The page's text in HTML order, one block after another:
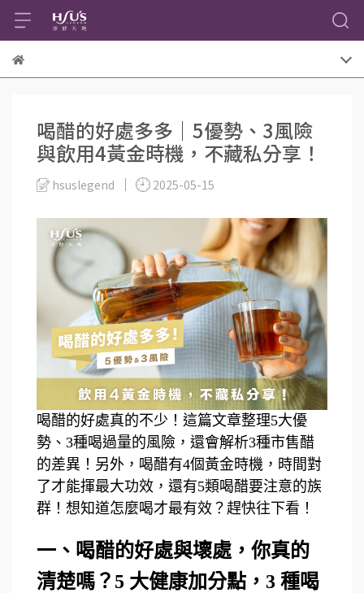
喝醋的好處多多｜5優勢、3風險
與飲用4黃金時機，不藏私分享！
hsuslegend 2025-05-15
喝醋的好處真的不少！這篇文章整理5大優
勢、3種喝過量的風險，還會解析3種市售醋
的差異！另外，喝醋有4個黃金時機，時間對
了才能揮最大功效，還有5類喝醋要注意的族
群！想知道怎麼喝才最有效？趕快往下看！
一、喝醋的好處與壞處，你真的
清楚嗎？5 大健康加分點，3 種喝